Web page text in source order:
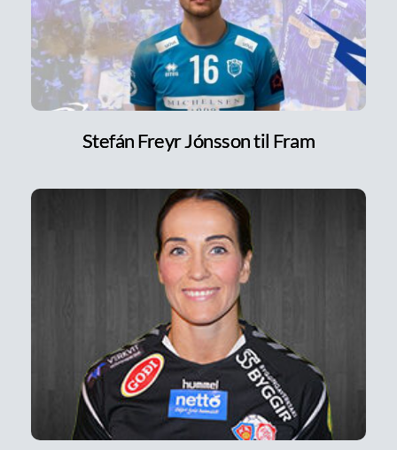
Stefán Freyr Jónsson til Fram